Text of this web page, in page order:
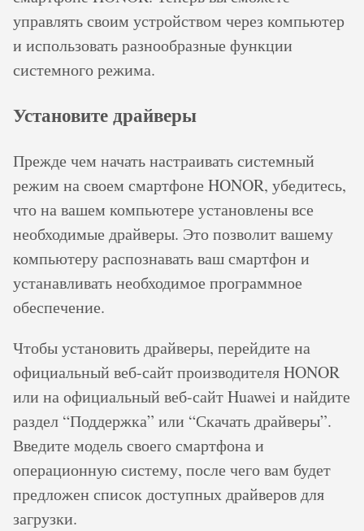
управлять своим устройством через компьютер
и использовать разнообразные функции
системного режима.
Установите драйверы
Прежде чем начать настраивать системный
режим на своем смартфоне HONOR, убедитесь,
что на вашем компьютере установлены все
необходимые драйверы. Это позволит вашему
компьютеру распознавать ваш смартфон и
устанавливать необходимое программное
обеспечение.
Чтобы установить драйверы, перейдите на
официальный веб-сайт производителя HONOR
или на официальный веб-сайт Huawei и найдите
раздел “Поддержка” или “Скачать драйверы”.
Введите модель своего смартфона и
операционную систему, после чего вам будет
предложен список доступных драйверов для
загрузки.